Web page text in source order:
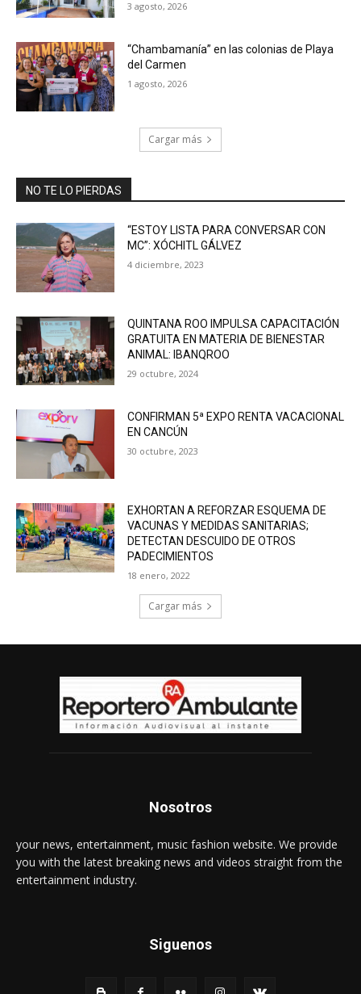
3 agosto, 2026
“Chambamanía” en las colonias de Playa
del Carmen
1 agosto, 2026
Cargar más
NO TE LO PIERDAS
“ESTOY LISTA PARA CONVERSAR CON
MC”: XÓCHITL GÁLVEZ
4 diciembre, 2023
QUINTANA ROO IMPULSA CAPACITACIÓN
GRATUITA EN MATERIA DE BIENESTAR
ANIMAL: IBANQROO
29 octubre, 2024
CONFIRMAN 5ª EXPO RENTA VACACIONAL
EN CANCÚN
30 octubre, 2023
EXHORTAN A REFORZAR ESQUEMA DE
VACUNAS Y MEDIDAS SANITARIAS;
DETECTAN DESCUIDO DE OTROS
PADECIMIENTOS
18 enero, 2022
Cargar más
Nosotros
your news, entertainment, music fashion website. We provide
you with the latest breaking news and videos straight from the
entertainment industry.
Siguenos